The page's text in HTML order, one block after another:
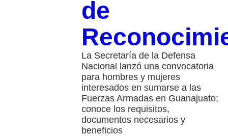
de
La Secretaría de la Defensa
Nacional lanzó una convocatoria
para hombres y mujeres
interesados en sumarse a las
Fuerzas Armadas en Guanajuato;
conoce los requisitos,
documentos necesarios y
beneficios